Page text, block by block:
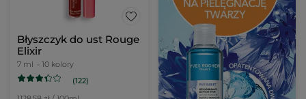
Błyszczyk do ust Rouge
Elixir
7 ml - 10 kolory
(122)